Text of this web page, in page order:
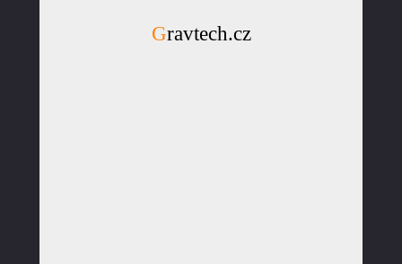
Gravtech.cz